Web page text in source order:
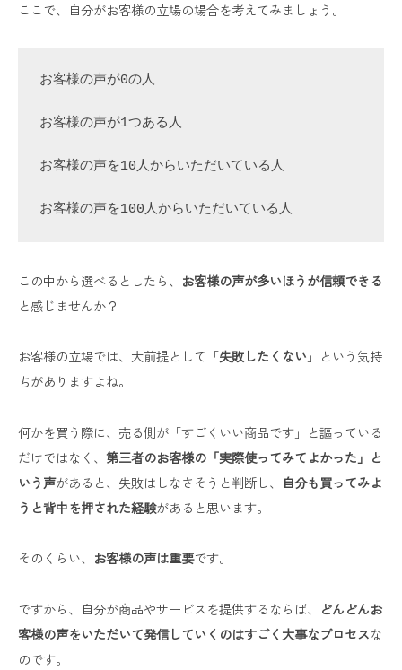
ここで、自分がお客様の立場の場合を考えてみましょう。
お客様の声が0の人
お客様の声が1つある人
お客様の声を10人からいただいている人
お客様の声を100人からいただいている人
この中から選べるとしたら、 お客様の声が多いほうが信頼できる
と感じませんか？
お客様の立場では、大前提として「失敗したくない 」という気持
ちがありますよね。
何かを買う際に、売る側が「すごくいい商品です」と謳っている
だけではなく、 第三者のお客様の「実際使ってみてよかった」と
いう声があると、失敗はしなさそうと判断し、
自分も買ってみよ
うと背中を押された経験があると思います。
そのくらい、 お客様の声は重要です。
ですから、自分が商品やサービスを提供するならば、
どんどんお
客様の声をいただいて発信していくのはすごく大事なプロセスな
のです。